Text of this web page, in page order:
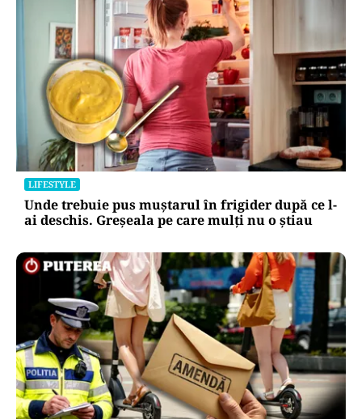
LIFESTYLE
Unde trebuie pus muștarul în frigider după ce l-
ai deschis. Greșeala pe care mulți nu o știau